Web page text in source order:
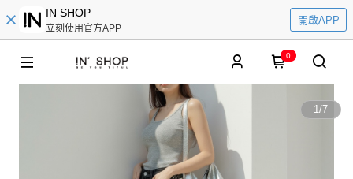
IN SHOP
立刻使用官方APP
開啟APP
0
1/7